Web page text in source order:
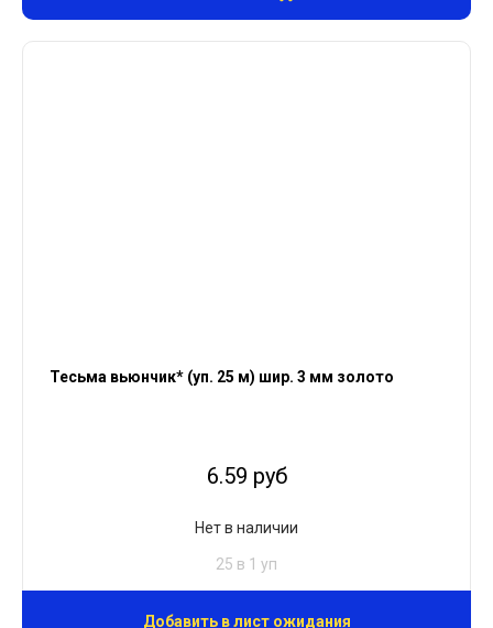
Тесьма вьюнчик* (уп. 25 м) шир. 3 мм золото
6.59 руб
Нет в наличии
25 в 1 уп
Добавить в лист ожидания